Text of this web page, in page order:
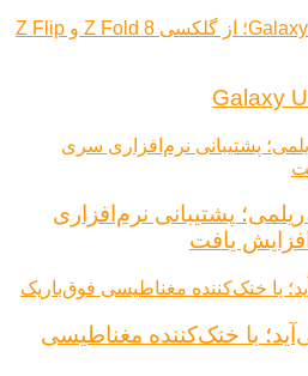
پشتیبانی نرم‌افزاری
با خنک‌کننده مغناطیسی